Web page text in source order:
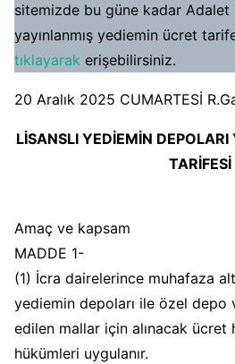
sitemizde bu güne kadar Adalet
yayınlanmış yediemin ücret
tıklayarak erişebilirsiniz.
20 Aralık 2025 CUMARTESİ
LİSANSLI YEDİEMİN
TARİFESİ
Amaç ve kapsam
MADDE 1-
(1) İcra dairelerince muhafaza
yediemin depoları ile özel depo
edilen mallar için alınacak ücret
hükümleri uygulanır.